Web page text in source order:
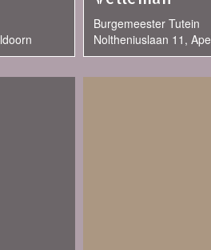
Burgemeester Tutein
Noltheniuslaan 11,